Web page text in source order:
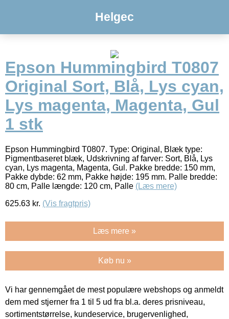
Helgec
Epson Hummingbird T0807
Original Sort, Blå, Lys cyan,
Lys magenta, Magenta, Gul
1 stk
Epson Hummingbird T0807. Type: Original, Blæk type:
Pigmentbaseret blæk, Udskrivning af farver: Sort, Blå, Lys
cyan, Lys magenta, Magenta, Gul. Pakke bredde: 150 mm,
Pakke dybde: 62 mm, Pakke højde: 195 mm. Palle bredde:
80 cm, Palle længde: 120 cm, Palle (Læs mere)
625.63 kr. (Vis fragtpris)
Læs mere »
Køb nu »
Vi har gennemgået de mest populære webshops og anmeldt
dem med stjerner fra 1 til 5 ud fra bl.a. deres prisniveau,
sortimentstørrelse, kundeservice, brugervenlighed,